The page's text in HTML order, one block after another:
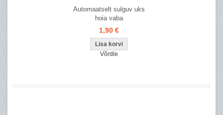
Automaatselt sulguv uks
hoia vaba
1,90 €
Võrdle